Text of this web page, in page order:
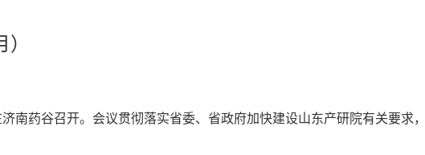
南药谷召开。会议贯彻落实省委、省政府加快建设山东产研院有关要求，